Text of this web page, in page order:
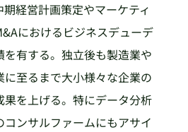
経営計画策定やマーケティ
におけるビジネスデューデ
を有する。独立後も製造業や
至るまで大小様々な企業の
を上げる。特にデータ分析
コンサルファームにもアサイ